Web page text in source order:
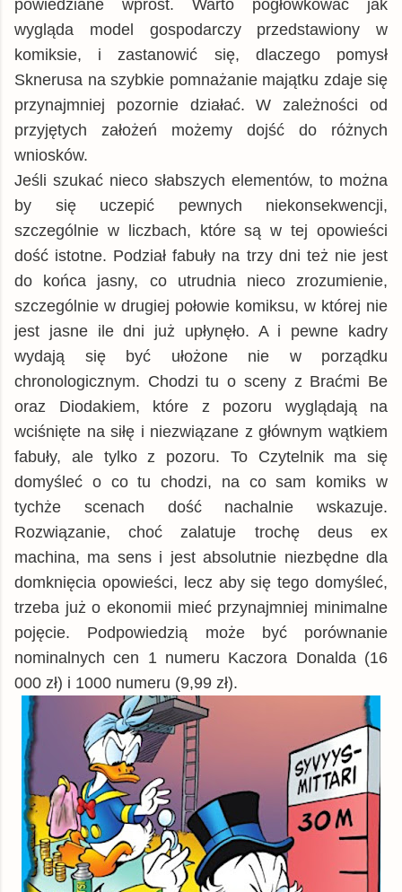
powiedziane wprost. Warto pogłówkować jak
wygląda model gospodarczy przedstawiony w
komiksie, i zastanowić się, dlaczego pomysł
Sknerusa na szybkie pomnażanie majątku zdaje się
przynajmniej pozornie działać. W zależności od
przyjętych założeń możemy dojść do różnych
wniosków.
Jeśli szukać nieco słabszych elementów, to można
by się uczepić pewnych niekonsekwencji,
szczególnie w liczbach, które są w tej opowieści
dość istotne. Podział fabuły na trzy dni też nie jest
do końca jasny, co utrudnia nieco zrozumienie,
szczególnie w drugiej połowie komiksu, w której nie
jest jasne ile dni już upłynęło. A i pewne kadry
wydają się być ułożone nie w porządku
chronologicznym. Chodzi tu o sceny z Braćmi Be
oraz Diodakiem, które z pozoru wyglądają na
wciśnięte na siłę i niezwiązane z głównym wątkiem
fabuły, ale tylko z pozoru. To Czytelnik ma się
domyśleć o co tu chodzi, na co sam komiks w
tychże scenach dość nachalnie wskazuje.
Rozwiązanie, choć zalatuje trochę deus ex
machina, ma sens i jest absolutnie niezbędne dla
domknięcia opowieści, lecz aby się tego domyśleć,
trzeba już o ekonomii mieć przynajmniej minimalne
pojęcie. Podpowiedzią może być porównanie
nominalnych cen 1 numeru Kaczora Donalda (16
000 zł) i 1000 numeru (9,99 zł).